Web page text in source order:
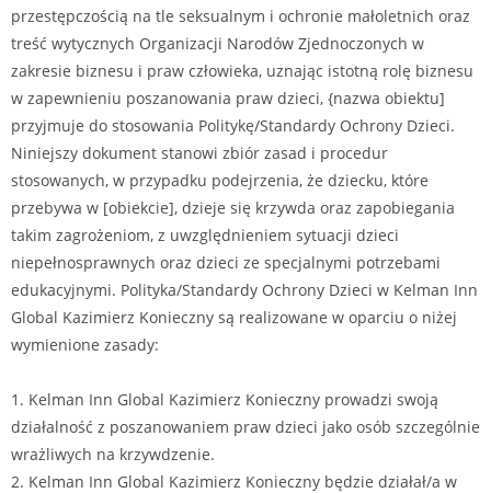
przestępczością na tle seksualnym i ochronie małoletnich oraz
treść wytycznych Organizacji Narodów Zjednoczonych w
zakresie biznesu i praw człowieka, uznając istotną rolę biznesu
w zapewnieniu poszanowania praw dzieci, {nazwa obiektu]
przyjmuje do stosowania Politykę/Standardy Ochrony Dzieci.
Niniejszy dokument stanowi zbiór zasad i procedur
stosowanych, w przypadku podejrzenia, że dziecku, które
przebywa w [obiekcie], dzieje się krzywda oraz zapobiegania
takim zagrożeniom, z uwzględnieniem sytuacji dzieci
niepełnosprawnych oraz dzieci ze specjalnymi potrzebami
edukacyjnymi. Polityka/Standardy Ochrony Dzieci w Kelman Inn
Global Kazimierz Konieczny są realizowane w oparciu o niżej
wymienione zasady:
1. Kelman Inn Global Kazimierz Konieczny prowadzi swoją
działalność z poszanowaniem praw dzieci jako osób szczególnie
wrażliwych na krzywdzenie.
2. Kelman Inn Global Kazimierz Konieczny będzie działał/a w